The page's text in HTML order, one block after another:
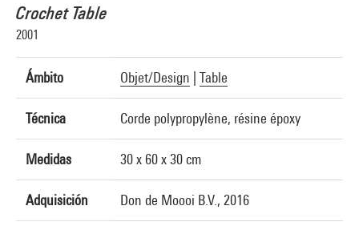
Crochet Table
2001
Ámbito Objet/Design Table
Técnica Corde polypropylène, résine époxy
Medidas 30 x 60 x 30 cm
Adquisición Don de Moooi B.V., 2016
Difusión de la imagen :